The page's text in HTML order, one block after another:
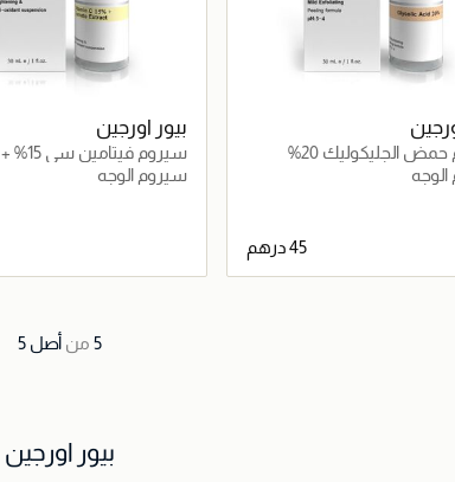
الجليكوليك 20%
⁦45⁩ درهم
بيور اورجين
سيروم فيتامين سي 15% +
مستخلص الطماطم
سيروم الوجه
5 من أصل 5
بيور اورجين